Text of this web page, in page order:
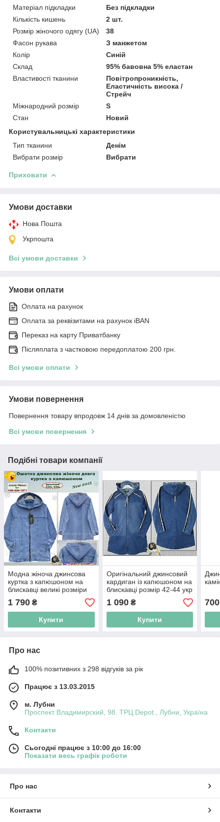
Матеріал підкладки
Без підкладки
Кількість кишень
2 шт.
Розмір жіночого одягу (UA)
38
Фасон рукава
З манжетом
Колір
Синій
Склад
95% бавовна 5% еластан
Властивості тканини
Повітропроникність,
Еластичність висока /
Стрейч
Міжнародний розмір
S
Стан
Новий
Користувальницькі характеристики
Тип тканини
Денім
Вибрати розмір
Вибрати
Приховати
Умови доставки
Нова Пошта
Укрпошта
Всі умови доставки
Умови оплати
Оплата на рахунок
Оплата за реквізитами на рахунок iBAN
Переказ на карту Приватбанку
Післяплата з частковою передоплатою 200 грн.
Всі умови оплати
Умови повернення
Повернення товару впродовж 14 днів за домовленістю
Всі умови повернення
Подібні товари компанії
Модна жіноча джинсова
куртка з капюшоном на
блискавці великі розміри
1 790 ₴
Купити
Оригінальний джинсовий
кардиган із капюшоном на
блискавці розмір 42-44 укр
1 090₴
Купити
700
Про нас
100% позитивних з 298 відгуків за рік
Працює з 13.03.2015
м. Лубни
Проспект Владимирский, 98. ТРЦ Depot., Лубни, Україна
Контакти
Сьогодні працює з 10:00 до 16:00
Показати весь графік роботи
Про нас
Контакти